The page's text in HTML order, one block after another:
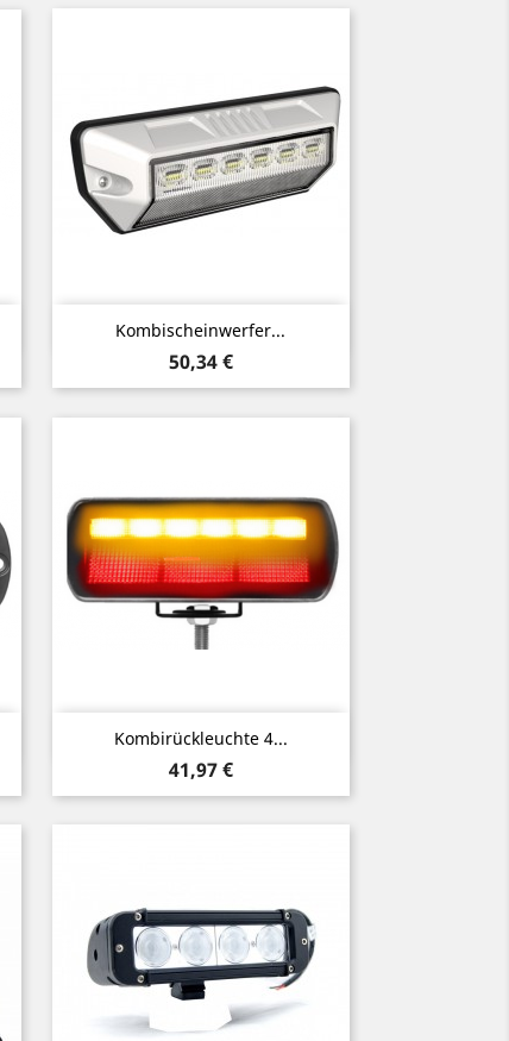
Kombischeinwerfer...
Preis
50,34 €
Vorschau
Kombirückleuchte 4...
Preis
41,97 €
Vorschau